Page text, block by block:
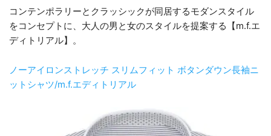
コンテンポラリーとクラッシックが同居するモダンスタイル
をコンセプトに、大人の男と女のスタイルを提案する【m.f.エ
ディトリアル】。
ノーアイロンストレッチ スリムフィット ボタンダウン長袖ニ
ットシャツ/m.f.エディトリアル